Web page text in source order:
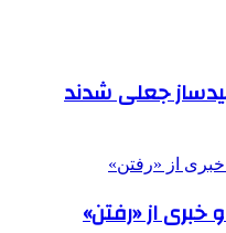
خبری از «رفتن»